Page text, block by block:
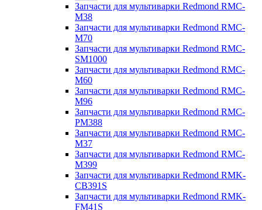
Запчасти для мультиварки Redmond RMC-
M38
Запчасти для мультиварки Redmond RMC-
M70
Запчасти для мультиварки Redmond RMC-
SM1000
Запчасти для мультиварки Redmond RMC-
M60
Запчасти для мультиварки Redmond RMC-
M96
Запчасти для мультиварки Redmond RMC-
PM388
Запчасти для мультиварки Redmond RMC-
M37
Запчасти для мультиварки Redmond RMC-
M399
Запчасти для мультиварки Redmond RMK-
CB391S
Запчасти для мультиварки Redmond RMK-
FM41S